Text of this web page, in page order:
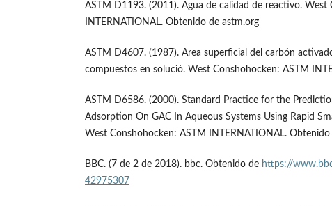
ASTM D1193. (2011). Agua de calidad de reactivo. West
INTERNATIONAL. Obtenido de astm.org
ASTM D4607. (1987). Area superficial del carbón
compuestos en solució. West Conshohocken: ASTM
ASTM D6586. (2000). Standard Practice for the
Adsorption On GAC In Aqueous Systems Using Rapid
West Conshohocken: ASTM INTERNATIONAL.
BBC. (7 de 2 de 2018). bbc. Obtenido de https://
42975307